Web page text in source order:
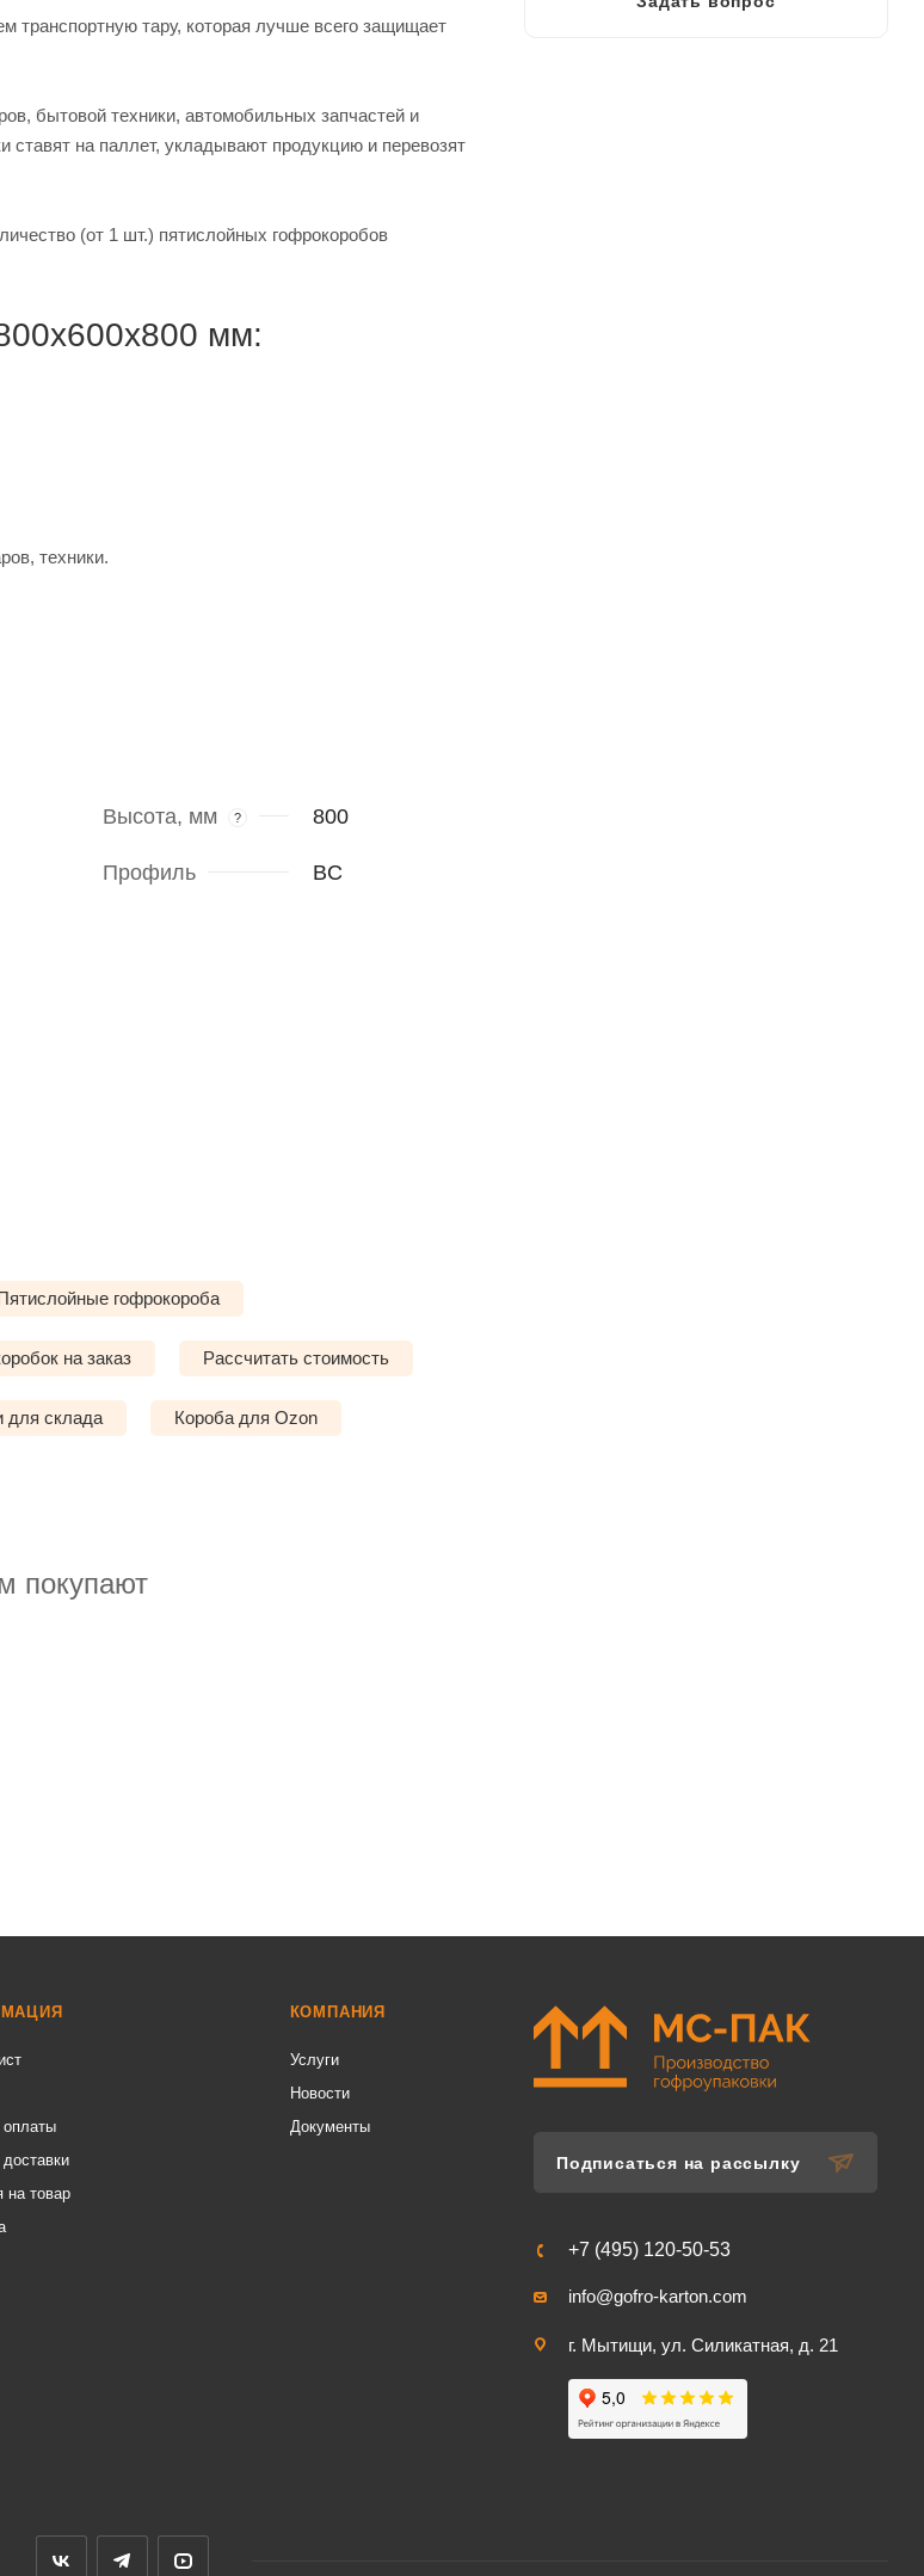
транспортную тару, которая лучше всего защищает
бытовой техники, автомобильных запчастей и
ставят на паллет, укладывают продукцию и перевозят
(от 1 шт.) пятислойных гофрокоробов
мм:
техники.
Высота, мм ? 800
Профиль BC
гофрокороба
на заказ Рассчитать стоимость
для склада Короба для Ozon
покупают
оплаты
на товар
КОМПАНИЯ
Услуги
Новости
Документы
Подписаться на рассылку
+7 (495) 120-50-53
info@gofro-karton.com
г. Мытищи, ул. Силикатная, д. 21